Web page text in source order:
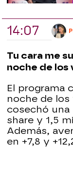
14:07
Tu cara me
noche de los
El programa
noche de los
cosechó una
share y 1,5
Además,
en +7,8 y